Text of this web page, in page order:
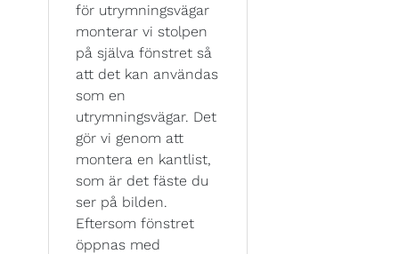
för utrymningsvägar
monterar vi stolpen
på själva fönstret så
att det kan användas
som en
utrymningsvägar. Det
gör vi genom att
montera en kantlist,
som är det fäste du
ser på bilden.
Eftersom fönstret
öppnas med